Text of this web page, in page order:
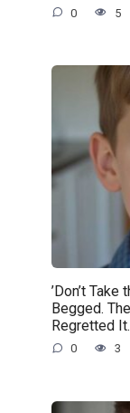
0 5
’Don’t
Begged.
Regretted It.
0 3